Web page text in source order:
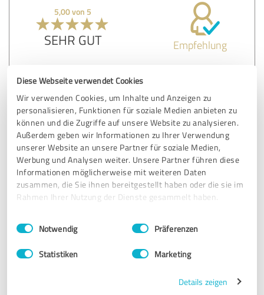
Diese Webseite verwendet Cookies
Wir verwenden Cookies, um Inhalte und Anzeigen zu
personalisieren, Funktionen für soziale Medien anbieten zu
können und die Zugriffe auf unsere Website zu analysieren.
Außerdem geben wir Informationen zu Ihrer Verwendung
unserer Website an unsere Partner für soziale Medien,
Werbung und Analysen weiter. Unsere Partner führen diese
Informationen möglicherweise mit weiteren Daten
zusammen, die Sie ihnen bereitgestellt haben oder die sie im
Rahmen Ihrer Nutzung der Dienste gesammelt haben.
Impressum Datenschutzbestimmungen
Einwilligungsauswahl
Notwendig Präferenzen
Statistiken Marketing
Details zeigen
5,00 von 5
SEHR GUT Empfehlung
Bewertung zu:
versteckmich.de
13.06.2026 Anonym
5,00 von 5
SEHR GUT Empfehlung
versteckmich.de